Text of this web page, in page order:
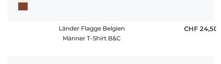
Länder Flagge Belgien
Männer T-Shirt B&C
CHF 24,50